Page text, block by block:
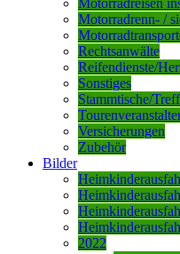
Motorradrenn- /
Rechtsanwälte
Reifendienste/
Sonstiges
Stammtische/
Versicherungen
Zubehör
Bilder
2022